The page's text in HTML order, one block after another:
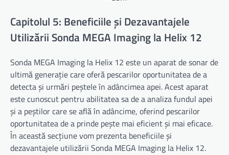
Capitolul 5: Beneficiile și Dezavantajele
Utilizării Sonda MEGA Imaging la Helix 12
Sonda MEGA Imaging la Helix 12 este un aparat de sonar de
ultimă generație care oferă pescarilor oportunitatea de a
detecta și urmări peștele în adâncimea apei. Acest aparat
este cunoscut pentru abilitatea sa de a analiza fundul apei
și a peștilor care se află în adâncime, oferind pescarilor
oportunitatea de a prinde pește mai eficient și mai eficace.
În această secțiune vom prezenta beneficiile și
dezavantajele utilizării Sonda MEGA Imaging la Helix 12.